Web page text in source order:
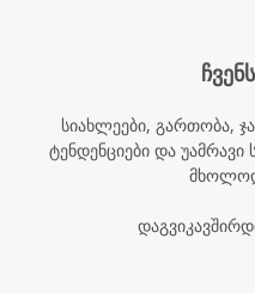
სიახლეები, გართობა,
ტენდენციები და